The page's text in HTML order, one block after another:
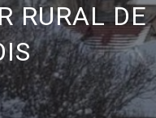
RURAL DE